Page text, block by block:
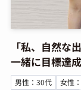
「私、自然な
一緒に目標達成
男性：30代 女性